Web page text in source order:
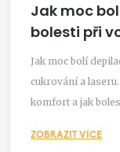
Jak moc
bolesti při
laseru
Jak moc bolí
cukrování a
komfort a jak
ZOBRAZIT VÍCE